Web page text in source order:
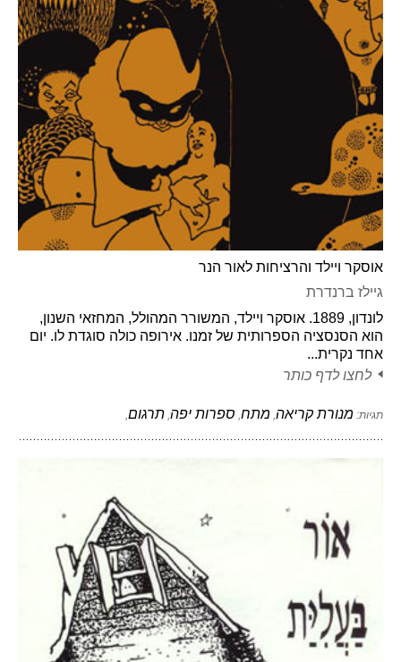
אוסקר ויילד והרציחות לאור הנר
גיילז ברנדרת
לונדון, 1889. אוסקר ויילד, המשורר המהולל, המחזאי השנון,
הוא הסנסציה הספרותית של זמנו. אירופה כולה סוגדת לו. יום
אחד נקרית...
לחצו לדף כותר
תגיות: מנורת קריאה, מתח, ספרות יפה, תרגום,